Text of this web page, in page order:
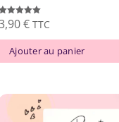
Note
€ TTC
Ajouter au panier